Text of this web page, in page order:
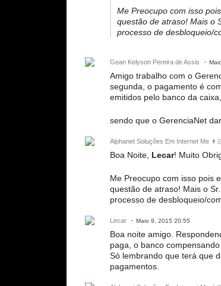
Me Preocupo com isso
questão de atraso! Mais o
processo de desbloqueio/
Gean Kelyson Pereira de Assis
Amigo trabalho com o
segunda, o pagamento é
emitidos pelo banco da
sendo que o GerenciaNet
Alphanet Soluções Em Internet Me
Boa Noite, Lecar! Muito
Me Preocupo com isso pois
questão de atraso! Mais o
processo de desbloqueio/
Lecar Maio 9, 2015 20:55
Boa noite amigo.
paga, o banco
Só lembrando que terá que
pagamentos.